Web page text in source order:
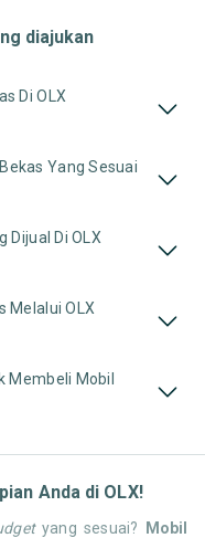
diajukan
Di OLX
Yang Sesuai
Dijual Di OLX
Melalui OLX
Membeli Mobil
Anda di OLX!
yang sesuai? Mobil